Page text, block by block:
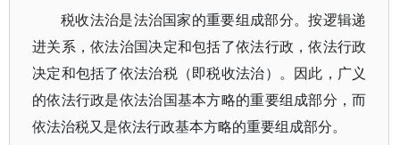
税收法治是法治国家的重要组成部分。按逻辑递
进关系，依法治国决定和包括了依法行政，依法行政
决定和包括了依法治税（即税收法治）。因此，广义
的依法行政是依法治国基本方略的重要组成部分，而
依法治税又是依法行政基本方略的重要组成部分。